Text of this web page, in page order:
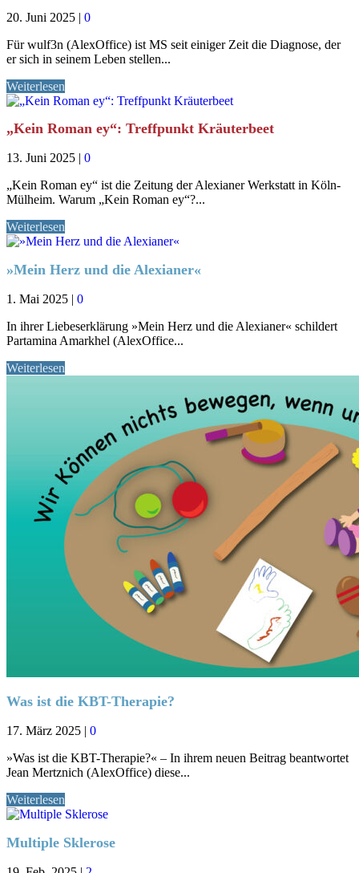
20. Juni 2025 | 0
Für wulf3n (AlexOffice) ist MS seit einiger Zeit die Diagnose, der
er sich in seinem Leben stellen...
Weiterlesen
„Kein Roman ey“: Treffpunkt Kräuterbeet
13. Juni 2025
0
„Kein Roman ey“ ist die Zeitung der Alexianer Werkstatt in Köln-
Mülheim. Warum „Kein Roman ey“?...
Weiterlesen
»Mein Herz und die Alexianer«
1. Mai 2025 | 0
In ihrer Liebeserklärung »Mein Herz und die Alexianer« schildert
Partamina Amarkhel (AlexOffice...
Weiterlesen
Was ist die KBT-Therapie?
17. März 2025 | 0
»Was ist die KBT-Therapie?« – In ihrem neuen Beitrag beantwortet
Jean Mertznich (AlexOffice) diese...
Weiterlesen
Multiple Sklerose